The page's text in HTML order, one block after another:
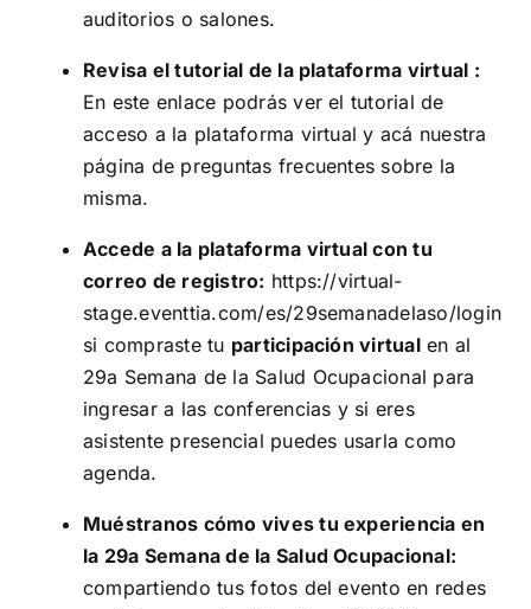
auditorios o salones.
Revisa el tutorial de la plataforma virtual :
En este enlace podrás ver el tutorial de
acceso a la plataforma virtual y acá nuestra
página de preguntas frecuentes sobre la
misma.
Accede a la plataforma virtual con tu
correo de registro: https://virtual-
stage.eventtia.com/es/29semanadelaso/login
si compraste tu participación virtualen al
29a Semana de la Salud Ocupacional para
ingresar a las conferencias y si eres
asistente presencial puedes usarla como
agenda.
Muéstranos cómo vives tu experiencia en
la 29a Semana de la Salud Ocupacional:
compartiendo tus fotos del evento en redes